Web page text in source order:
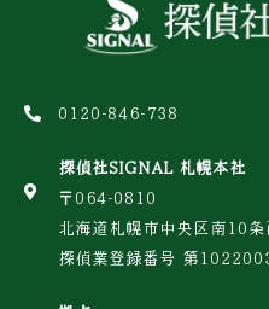
0120-846-738
探偵社SIGNAL 札幌本社
〒064-0810
北海道札幌市中央区南10
探偵業登録番号 第